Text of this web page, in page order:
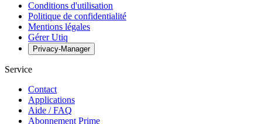
Conditions d'utilisation
Politique de confidentialité
Mentions légales
Gérer Utiq
Privacy-Manager
Service
Contact
Applications
Aide / FAQ
Abonnement Prime